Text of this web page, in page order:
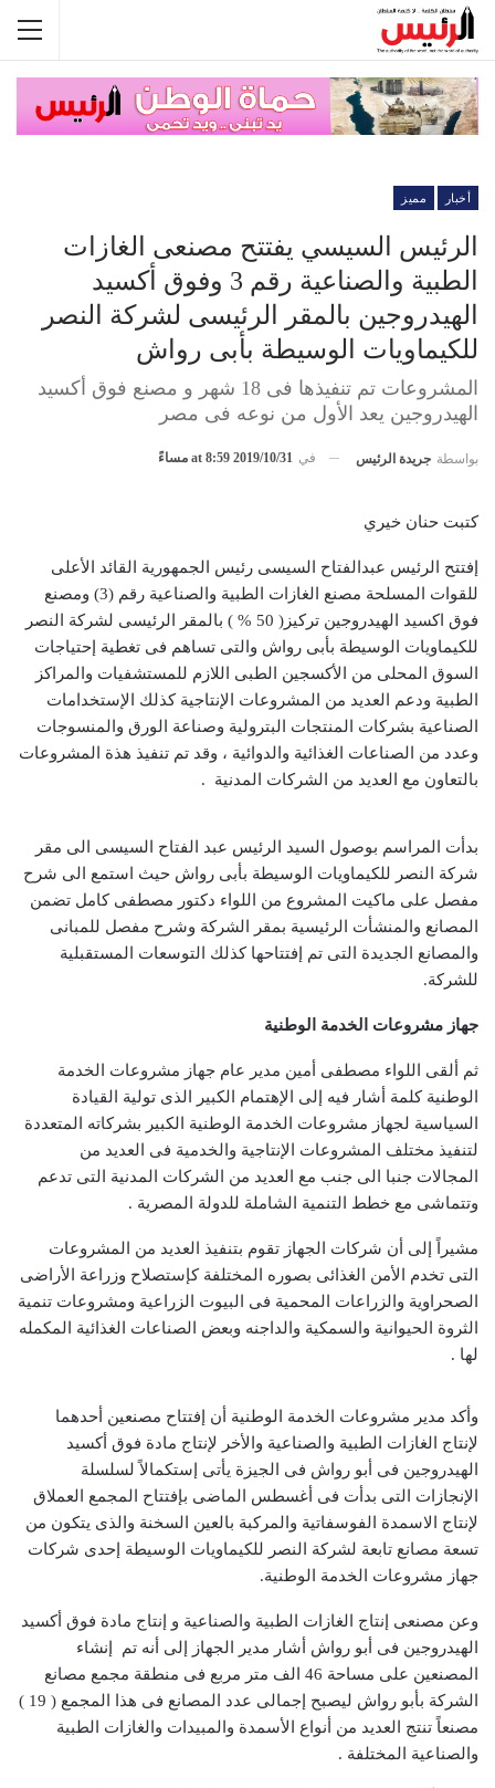
أخبار مميز
الرئيس السيسي يفتتح مصنعى الغازات
الطبية والصناعية رقم 3 وفوق أكسيد
الهيدروجين بالمقر الرئيسى لشركة النصر
للكيماويات الوسيطة بأبى رواش
المشروعات تم تنفيذها فى 18 شهر و مصنع فوق أكسيد
الهيدروجين يعد الأول من نوعه فى مصر
بواسطة جريدة الرئيس في 2019/10/31 at 8:59 مساءً
كتبت حنان خيري
إفتتح الرئيس عبدالفتاح السيسى رئيس الجمهورية القائد الأعلى
للقوات المسلحة مصنع الغازات الطبية والصناعية رقم (3) ومصنع
فوق اكسيد الهيدروجين تركيز( 50 % ) بالمقر الرئيسى لشركة النصر
للكيماويات الوسيطة بأبى رواش والتى تساهم فى تغطية إحتياجات
السوق المحلى من الأكسجين الطبى اللازم للمستشفيات والمراكز
الطبية ودعم العديد من المشروعات الإنتاجية كذلك الإستخدامات
الصناعية بشركات المنتجات البترولية وصناعة الورق والمنسوجات
وعدد من الصناعات الغذائية والدوائية ، وقد تم تنفيذ هذة المشروعات
بالتعاون مع العديد من الشركات المدنية .
بدأت المراسم بوصول السيد الرئيس عبد الفتاح السيسى الى مقر
شركة النصر للكيماويات الوسيطة بأبى رواش حيث استمع الى شرح
مفصل على ماكيت المشروع من اللواء دكتور مصطفى كامل تضمن
المصانع والمنشأت الرئيسية بمقر الشركة وشرح مفصل للمبانى
والمصانع الجديدة التى تم إفتتاحها كذلك التوسعات المستقبلية
للشركة.
جهاز مشروعات الخدمة الوطنية
ثم ألقى اللواء مصطفى أمين مدير عام جهاز مشروعات الخدمة
الوطنية كلمة أشار فيه إلى الإهتمام الكبير الذى تولية القيادة
السياسية لجهاز مشروعات الخدمة الوطنية الكبير بشركاته المتعددة
لتنفيذ مختلف المشروعات الإنتاجية والخدمية فى العديد من
المجالات جنبا الى جنب مع العديد من الشركات المدنية التى تدعم
وتتماشى مع خطط التنمية الشاملة للدولة المصرية .
مشيراً إلى أن شركات الجهاز تقوم بتنفيذ العديد من المشروعات
التى تخدم الأمن الغذائى بصوره المختلفة كإستصلاح وزراعة الأراضى
الصحراوية والزراعات المحمية فى البيوت الزراعية ومشروعات تنمية
الثروة الحيوانية والسمكية والداجنه وبعض الصناعات الغذائية المكمله
لها .
وأكد مدير مشروعات الخدمة الوطنية أن إفتتاح مصنعين أحدهما
لإنتاج الغازات الطبية والصناعية والأخر لإنتاج مادة فوق أكسيد
الهيدروجين فى أبو رواش فى الجيزة يأتى إستكمالاً لسلسلة
الإنجازات التى بدأت فى أغسطس الماضى بإفتتاح المجمع العملاق
لإنتاج الاسمدة الفوسفاتية والمركبة بالعين السخنة والذى يتكون من
تسعة مصانع تابعة لشركة النصر للكيماويات الوسيطة إحدى شركات
جهاز مشروعات الخدمة الوطنية.
وعن مصنعى إنتاج الغازات الطبية والصناعية و إنتاج مادة فوق أكسيد
الهيدروجين فى أبو رواش أشار مدير الجهاز إلى أنه تم إنشاء
المصنعين على مساحة 46 الف متر مربع فى منطقة مجمع مصانع
الشركة بأبو رواش ليصبح إجمالى عدد المصانع فى هذا المجمع ( 19 )
مصنعاً تنتج العديد من أنواع الأسمدة والمبيدات والغازات الطبية
والصناعية المختلفة .